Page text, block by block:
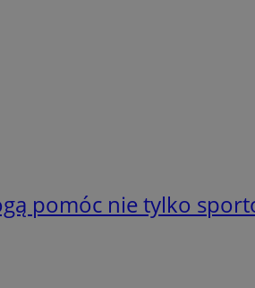
pomóc nie tylko